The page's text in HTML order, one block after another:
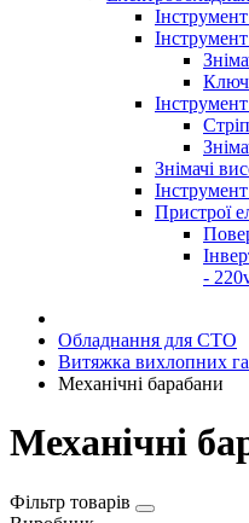
Інструмент
Знімачі
Пристрої
-
Обладнання для СТО
Витяжка вихлопних
Механічні барабани
Механічні
Фільтр товарів